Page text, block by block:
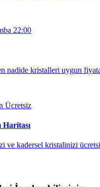
22:00
nadide kristalleri uygun
Ücretsiz
Haritası
ve kadersel kristalinizi